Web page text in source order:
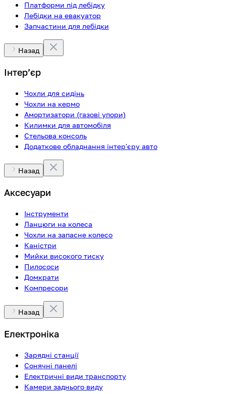
Платформи під лебідку
Лебідки на евакуатор
Запчастини для лебідки
Назад
Інтерʼєр
Чохли для сидінь
Чохли на кермо
Амортизатори (газові упори)
Килимки для автомобіля
Стельова консоль
Додаткове обладнання інтер'єру авто
Назад
Аксесуари
Інструменти
Ланцюги на колеса
Чохли на запасне колесо
Каністри
Мийки високого тиску
Пилососи
Домкрати
Компресори
Назад
Електроніка
Зарядні станції
Сонячні панелі
Електричні види транспорту
Камери заднього виду